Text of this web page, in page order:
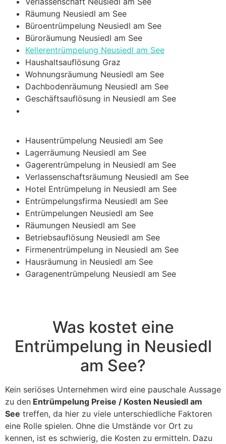
Räumung Neusiedl am See
Büroentrümpelung Neusiedl am See
Büroräumung Neusiedl am See
Kellerentrümpelung Neusiedl am See
Haushaltsauflösung Graz
Wohnungsräumung Neusiedl am See
Dachbodenräumung Neusiedl am See
Geschäftsauflösung in Neusiedl am See
Hausentrümpelung Neusiedl am See
Lagerräumung Neusiedl am See
Gagerentrümpelung in Neusiedl am See
Verlassenschaftsräumung Neusiedl am See
Hotel Entrümpelung in Neusiedl am See
Entrümpelungsfirma Neusiedl am See
Entrümpelungen Neusiedl am See
Räumungen Neusiedl am See
Betriebsauflösung Neusiedl am See
Firmenentrümpelung in Neusiedl am See
Hausräumung in Neusiedl am See
Garagenentrümpelung Neusiedl am See
Was kostet eine
Entrümpelung in Neusiedl
am See?
Kein seriöses Unternehmen wird eine pauschale Aussage
zu den Entrümpelung Preise / Kosten Neusiedl am
See treffen, da hier zu viele unterschiedliche Faktoren
eine Rolle spielen. Ohne die Umstände vor Ort zu
kennen, ist es schwierig, die Kosten zu ermitteln. Dazu